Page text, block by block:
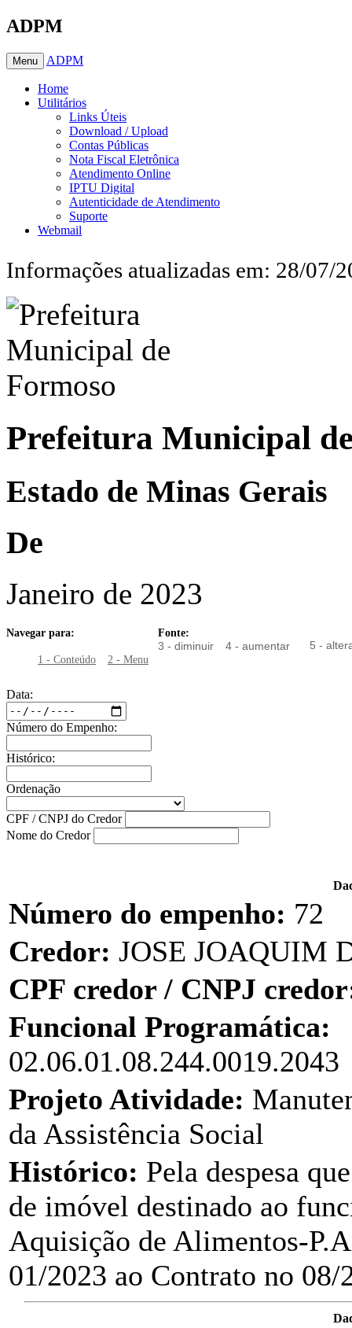
ADPM
Menu ADPM
Home
Utilitários
Links Úteis
Download / Upload
Contas Públicas
Nota Fiscal Eletrônica
Atendimento Online
IPTU Digital
Autenticidade de Atendimento
Suporte
Webmail
Informações atualizadas em: 28/07/
Prefeitura Municipal
Estado de Minas Gerais
De
Janeiro de 2023
Navegar para:
1 - Conteúdo 2 - Menu
Fonte:
3 - diminuir 4 - aumentar 5 -
Data:
Número do Empenho:
Histórico:
Ordenação
CPF / CNPJ do Credor
Nome do Credor
Número do empenho: 72
Credor: JOSE JOAQUIM
CPF credor / CNPJ
Funcional Programática:
02.06.01.08.244.0019.2043
Projeto Atividade:
da Assistência Social
Histórico: Pela despesa
de imóvel destinado ao
Aquisição de Alimentos-
01/2023 ao Contrato no